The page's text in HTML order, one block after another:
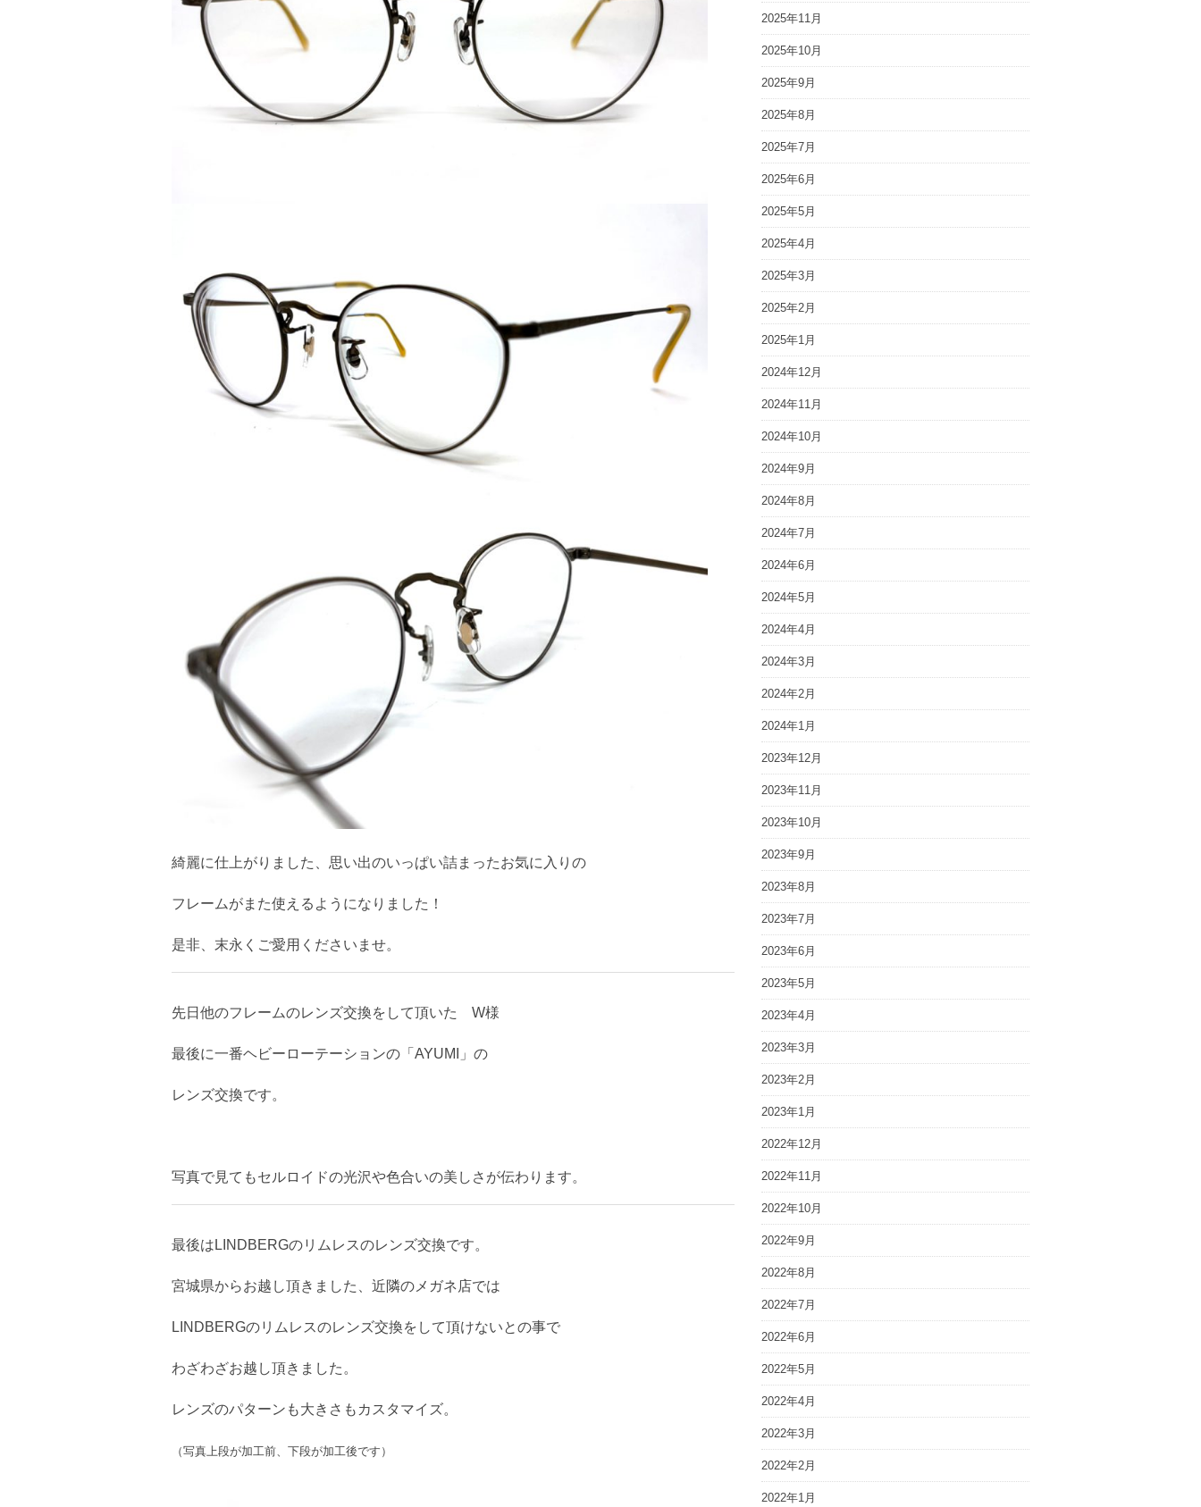
綺麗に仕上がりました、思い出のいっぱい詰まったお気に入りの
フレームがまた使えるようになりました！
是非、末永くご愛用くださいませ。
先日他のフレームのレンズ交換をして頂いた W様
最後に一番ヘビーローテーションの「AYUMI」の
レンズ交換です。
写真で見てもセルロイドの光沢や色合いの美しさが伝わります。
最後はLINDBERGのリムレスのレンズ交換です。
宮城県からお越し頂きました、近隣のメガネ店では
LINDBERGのリムレスのレンズ交換をして頂けないとの事で
わざわざお越し頂きました。
レンズのパターンも大きさもカスタマイズ。
（写真上段が加工前、下段が加工後です）
2025年11月
2025年10月
2025年9月
2025年8月
2025年7月
2025年6月
2025年5月
2025年4月
2025年3月
2025年2月
2025年1月
2024年12月
2024年11月
2024年10月
2024年9月
2024年8月
2024年7月
2024年6月
2024年5月
2024年4月
2024年3月
2024年2月
2024年1月
2023年12月
2023年11月
2023年10月
2023年9月
2023年8月
2023年7月
2023年6月
2023年5月
2023年4月
2023年3月
2023年2月
2023年1月
2022年12月
2022年11月
2022年10月
2022年9月
2022年8月
2022年7月
2022年6月
2022年5月
2022年4月
2022年3月
2022年2月
2022年1月